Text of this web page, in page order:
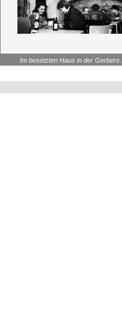
Im besetzten Haus in der Gerbers...